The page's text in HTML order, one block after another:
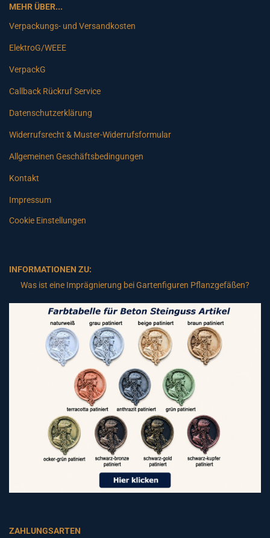
MEHR ÜBER...
Verpackungs- und Versandkosten
ElektroG/WEEE
VerpackG
Callback Rückruf Service
Datenschutzerklärung
Widerrufsrecht & Muster-Widerrufsformular
Allgemeinen Geschäftsbedingungen
Kontakt
Impressum
Cookie Einstellungen
INFORMATIONEN ZU:
Was ist eine Imprägnierung bei Gartenfiguren Pflanzgefäßen?
ZAHLUNGSARTEN